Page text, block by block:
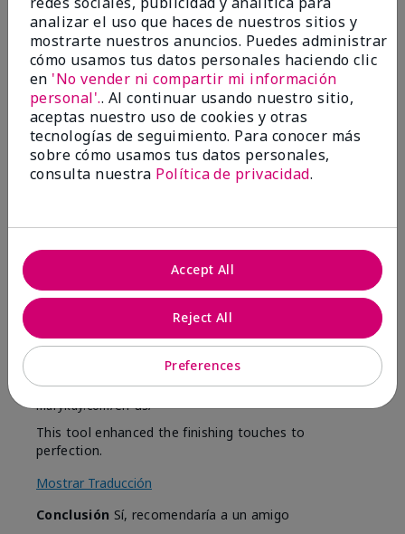
1 estrella
0
Evaluado por 2 clientes
MK completion sponge
porShirley "Girl"
Evaluado en
marykay.com/en-us/
This tool enhanced the finishing touches to
perfection.
Mostrar Traducción
Conclusión Sí, recomendaría a un amigo
analizar el uso que haces de nuestros sitios y
mostrarte nuestros anuncios. Puedes administrar
cómo usamos tus datos personales haciendo clic
en 'No vender ni compartir mi información
personal'.. Al continuar usando nuestro sitio,
aceptas nuestro uso de cookies y otras
tecnologías de seguimiento. Para conocer más
sobre cómo usamos tus datos personales,
consulta nuestra Política de privacidad.
Preferences
Reject All
Accept All